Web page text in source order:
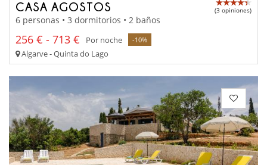
CASA AGOSTOS (3 opiniones)
6 personas • 3 dormitorios • 2 baños
256 € - 713 € Por noche -10%
Algarve - Quinta do Lago